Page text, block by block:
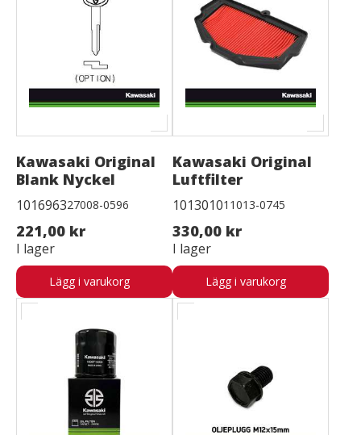
Kawasaki Original
Blank Nyckel
101696327008-0596
221,00 kr
I lager
Lägg i varukorg
Kawasaki Original
Luftfilter
101301011013-0745
330,00 kr
I lager
Lägg i varukorg